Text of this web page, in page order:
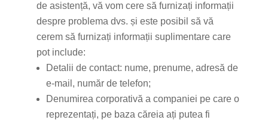
de asistență, vă vom cere să furnizați informații
despre problema dvs. și este posibil să vă
cerem să furnizați informații suplimentare care
pot include:
Detalii de contact: nume, prenume, adresă de
e-mail, număr de telefon;
Denumirea corporativă a companiei pe care o
reprezentați, pe baza căreia ați putea fi